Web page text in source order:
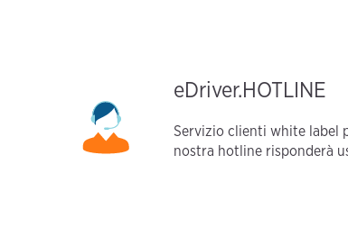
eDriver.HOTLINE
Servizio clienti white label
nostra hotline risponderà